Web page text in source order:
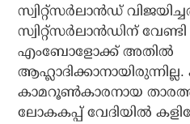
സ്വിറ്റ്‌സര്‍ലാന്‍ഡ്
സ്വിറ്റ്‌സര്‍ലാന്‍ഡിന്
എംബോളോക്ക് അതില്‍
കാമറൂണ്‍കാരനായ
ലോകകപ്പ് വേദിയില്‍